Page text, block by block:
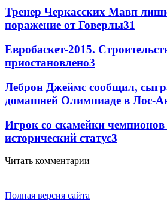
Тренер Черкасских Мавп
поражение от Говерлы31
Евробаскет-2015.
приостановлено3
Леброн Джеймс сообщил,
домашней Олимпиаде в Лос-
Игрок со скамейки
исторический статус3
Читать комментарии
Полная версия сайта